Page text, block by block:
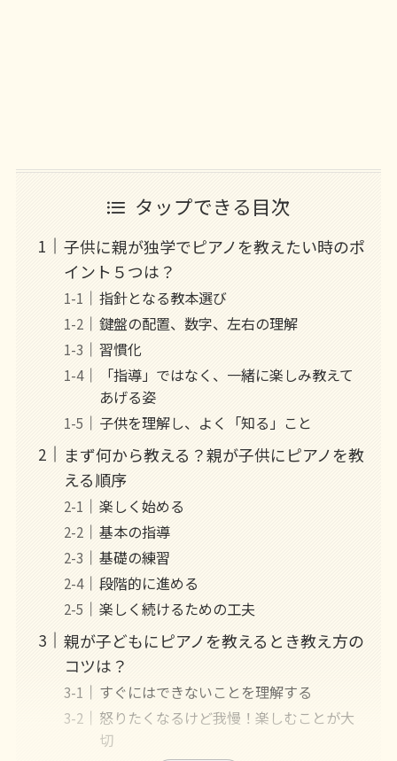
タップできる目次
子供に親が独学でピアノを教えたい時のポ
イント５つは？
指針となる教本選び
鍵盤の配置、数字、左右の理解
習慣化
「指導」ではなく、一緒に楽しみ教えて
あげる姿
子供を理解し、よく「知る」こと
まず何から教える？親が子供にピアノを教
える順序
楽しく始める
基本の指導
基礎の練習
段階的に進める
楽しく続けるための工夫
親が子どもにピアノを教えるとき教え方の
コツは？
すぐにはできないことを理解する
怒りたくなるけど我慢！楽しむことが大
切